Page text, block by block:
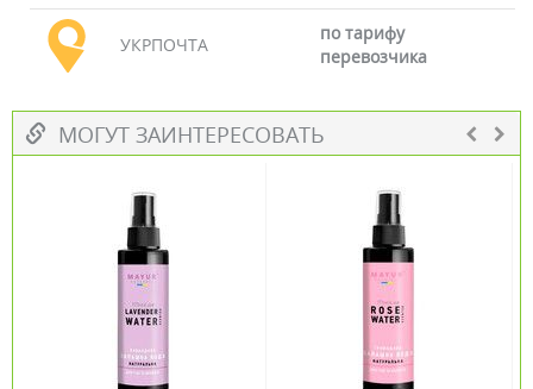
УКРПОЧТА
по тарифу
перевозчика
МОГУТ ЗАИНТЕРЕСОВАТЬ